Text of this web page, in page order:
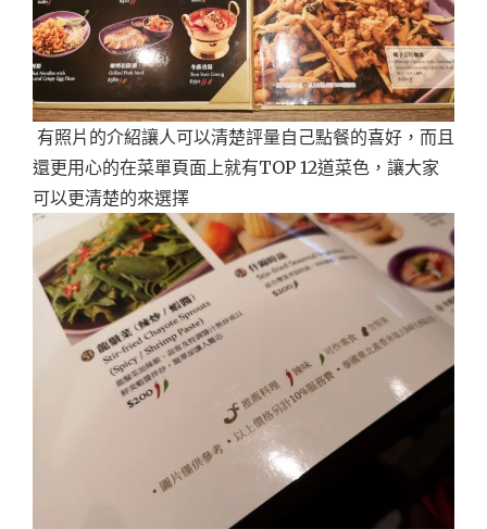
有照片的介紹讓人可以清楚評量自己點餐的喜好，而且
還更用心的在菜單頁面上就有TOP 12道菜色，讓大家
可以更清楚的來選擇